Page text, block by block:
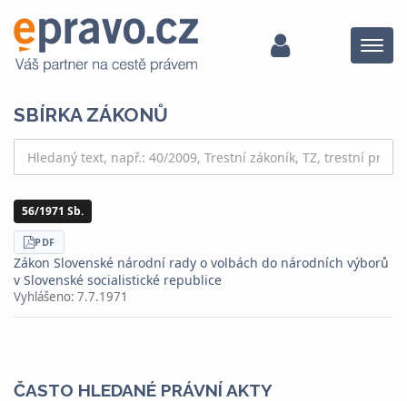
Menu
SBÍRKA ZÁKONŮ
56/1971 Sb.
STÁHNOUT
PDF
Zákon Slovenské národní rady o volbách do národních výborů
v Slovenské socialistické republice
Vyhlášeno: 7.7.1971
ČASTO HLEDANÉ PRÁVNÍ AKTY